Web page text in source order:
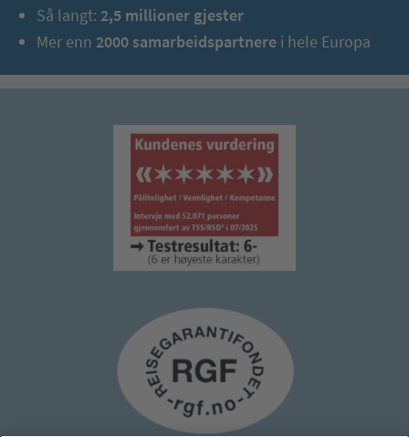
Så langt: 2,5 millioner gjester
Mer enn 2000 samarbeidspartnere i hele Europa